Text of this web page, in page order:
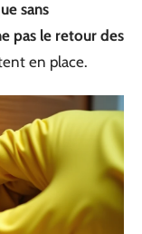
sans
pas le retour des
en place.